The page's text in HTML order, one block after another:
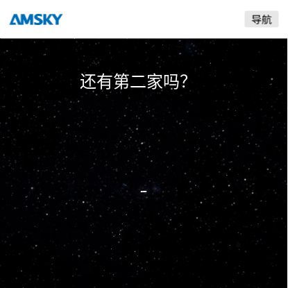
还有第二家吗？